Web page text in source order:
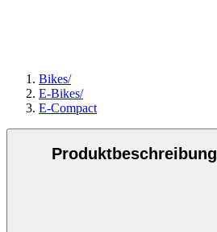
Bikes/
E-Bikes/
E-Compact
Produktbeschreibung